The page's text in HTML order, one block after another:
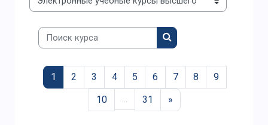
Категории курсов
Поиск курса
Поиск курса
1 (текущая)
2 3 4 5 6 7 8
9
10
… 31 »